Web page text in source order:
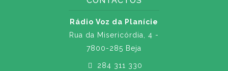
Rádio Voz da Planície
Rua da Misericórdia, 4 -
7800-285 Beja
284 311 330